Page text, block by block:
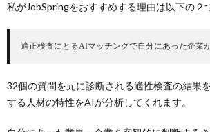
私がJobSpringをおすすめする理由は以下の２
適正検査にとるAIマッチングで自分にあった企業
32個の質問を元に診断される適性検査の結果
する人材の特性をAIが分析してくれます。